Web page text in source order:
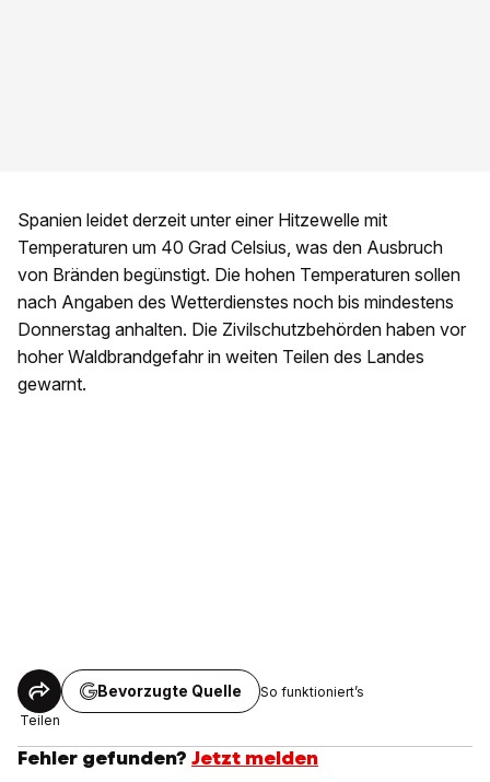
Spanien leidet derzeit unter einer Hitzewelle mit
Temperaturen um 40 Grad Celsius, was den Ausbruch
von Bränden begünstigt. Die hohen Temperaturen sollen
nach Angaben des Wetterdienstes noch bis mindestens
Donnerstag anhalten. Die Zivilschutzbehörden haben vor
hoher Waldbrandgefahr in weiten Teilen des Landes
gewarnt.
Teilen
Bevorzugte Quelle So funktioniert’s
Fehler gefunden? Jetzt melden